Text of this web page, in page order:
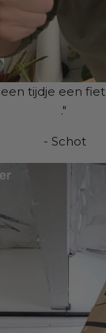
tijdje een
."
- Schot